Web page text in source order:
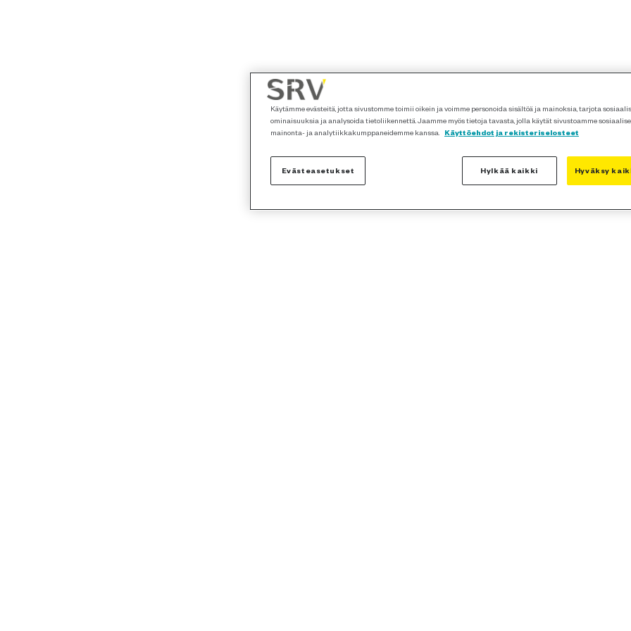
Käytämme evästeitä, jotta sivustomme toimii oikein ja voimme personoida sisältöä ja mainoksia, tarjota
ominaisuuksia ja analysoida tietoliikennettä. Jaamme myös tietoja tavasta, jolla käytät sivustoamme
mainonta- ja analytiikkakumppaneidemme kanssa.
Käyttöehdot ja rekisteriselosteet
Evästeasetukset Hylkää kaikki Hyväksy